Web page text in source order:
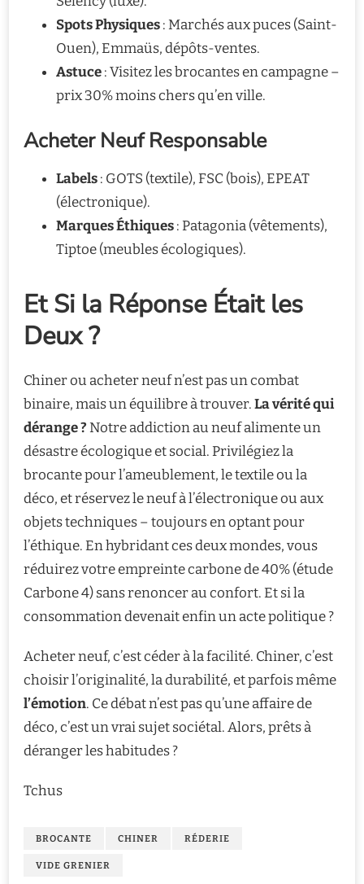
Spots Physiques: Marchés aux puces (Saint-
Ouen), Emmaüs, dépôts-ventes.
Astuce: Visitez les brocantes en campagne –
prix 30% moins chers qu’en ville.
Acheter Neuf Responsable
Labels: GOTS (textile), FSC (bois), EPEAT
(électronique).
Marques Éthiques: Patagonia (vêtements),
Tiptoe (meubles écologiques).
Et Si la Réponse Était les
Deux ?
Chiner ou acheter neuf n’est pas un combat
binaire, mais un équilibre à trouver.La vérité qui
dérange ?Notre addiction au neuf alimente un
désastre écologique et social. Privilégiez la
brocante pour l’ameublement, le textile ou la
déco, et réservez le neuf à l’électronique ou aux
objets techniques – toujours en optant pour
l’éthique. En hybridant ces deux mondes, vous
réduirez votre empreinte carbone de 40% (étude
Carbone 4) sans renoncer au confort. Et si la
consommation devenait enfin un acte politique ?
Acheter neuf, c’est céder à la facilité. Chiner, c’est
choisir l’originalité, la durabilité, et parfois même
l’émotion. Ce débat n’est pas qu’une affaire de
déco, c’est un vrai sujet sociétal. Alors, prêts à
déranger les habitudes ?
Tchus
BROCANTE CHINER RÉDERIE
VIDE GRENIER